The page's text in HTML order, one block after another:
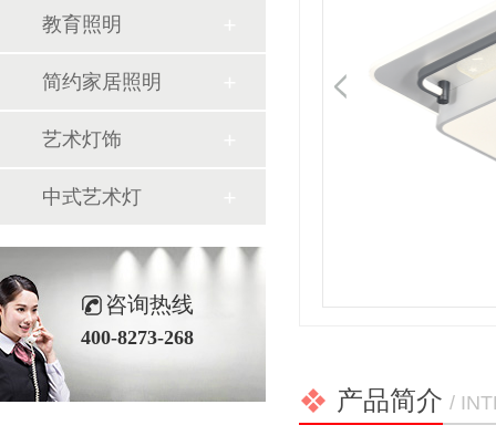
教育照明
简约家居照明
艺术灯饰
中式艺术灯
咨询热线
400-8273-268
产品简介 /